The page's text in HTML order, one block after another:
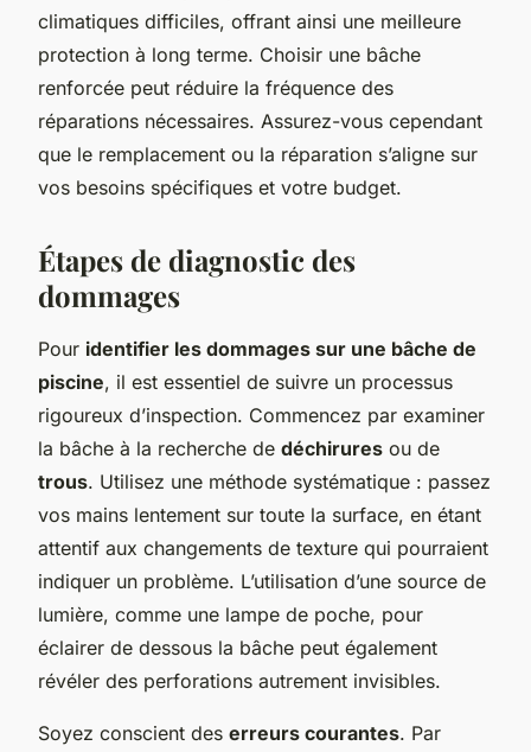
climatiques difficiles, offrant ainsi une meilleure
protection à long terme. Choisir une bâche
renforcée peut réduire la fréquence des
réparations nécessaires. Assurez-vous cependant
que le remplacement ou la réparation s’aligne sur
vos besoins spécifiques et votre budget.
Étapes de diagnostic des
dommages
Pour identifier les dommages sur une bâche de
piscine, il est essentiel de suivre un processus
rigoureux d’inspection. Commencez par examiner
la bâche à la recherche de déchirures ou de
trous. Utilisez une méthode systématique : passez
vos mains lentement sur toute la surface, en étant
attentif aux changements de texture qui pourraient
indiquer un problème. L’utilisation d’une source de
lumière, comme une lampe de poche, pour
éclairer de dessous la bâche peut également
révéler des perforations autrement invisibles.
Soyez conscient des erreurs courantes. Par